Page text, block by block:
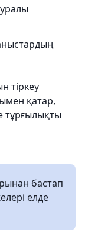
тіркеу
қатар,
тұрғылықты
бастап
елде